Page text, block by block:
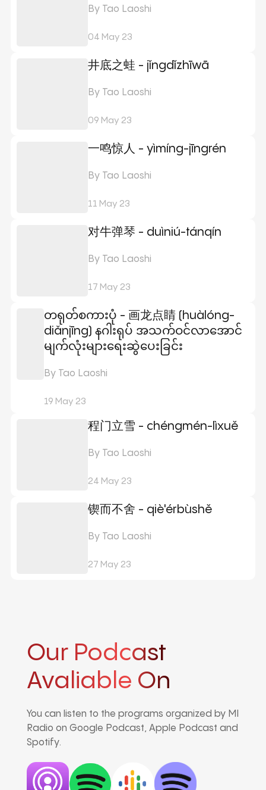
By Tao Laoshi
04 May 23
井底之蛙 - jǐngdǐzhīwā
By Tao Laoshi
09 May 23
一鸣惊人 - yìmíng-jīngrén
By Tao Laoshi
11 May 23
对牛弹琴 - duìniú-tánqín
By Tao Laoshi
17 May 23
တရုတ်စကားပုံ - 画龙点睛 (huàlóng-
diǎnjīng) နဂါးရုပ် အသက်ဝင်လာအောင်
မျက်လုံးများရေးဆွဲပေးခြင်း
By Tao Laoshi
19 May 23
程门立雪 - chéngmén-lìxuě
By Tao Laoshi
24 May 23
锲而不舍 - qiè'érbùshě
By Tao Laoshi
27 May 23
Our Podcast
Avaliable On
You can listen to the programs organized by MI
Radio on Google Podcast, Apple Podcast and
Spotify.